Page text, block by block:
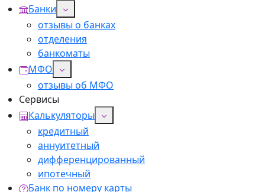
Банки
отзывы о банках
отделения
банкоматы
МФО
отзывы об МФО
Сервисы
Калькуляторы
кредитный
аннуитетный
дифференцированный
ипотечный
Банк по номеру карты